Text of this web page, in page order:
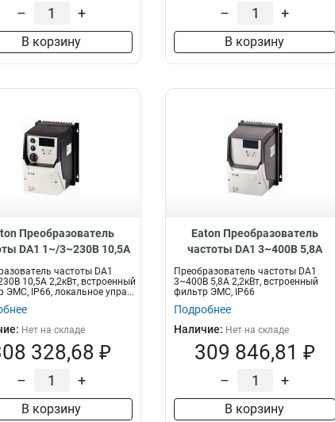
– +
В корзину
– +
В корзину
Преобразователь
DA1 1~/3~230В 10,5A
встроенный фильтр
IP66, локальное
DA1-12011FB-
частоты DA1
10,5A 2,2кВт, встроенный
ЭМС, IP66, локальное упра...
Нет на складе
328,68 ₽
– +
В корзину
Eaton Преобразователь
частоты DA1 3~400В 5,8A
2,2кВт, встроенный фильтр
ЭМС, IP66 DA1-345D8FB-B66C
Преобразователь частоты DA1
3~400В 5,8A 2,2кВт, встроенный
фильтр ЭМС, IP66
Подробнее
Наличие: Нет на складе
309 846,81 ₽
– +
В корзину